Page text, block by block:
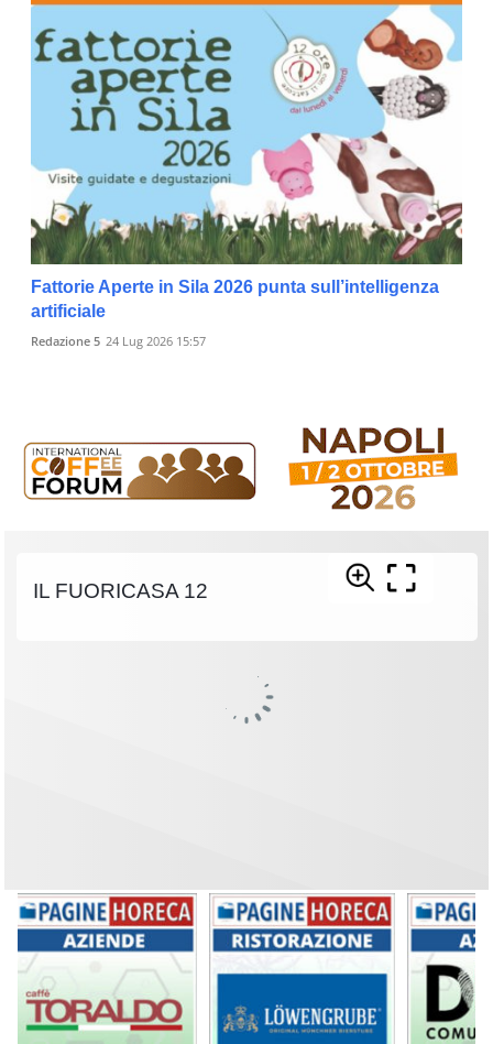
Fattorie Aperte in Sila 2026 punta sull’intelligenza
artificiale
Redazione 5 24 Lug 2026 15:57